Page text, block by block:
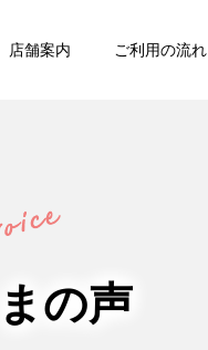
証明写真
店舗案内 ご利用の流れ
の声